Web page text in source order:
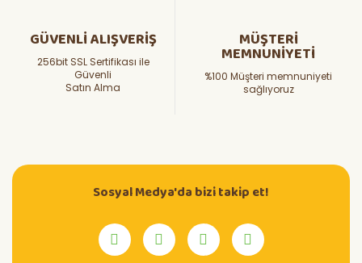
GÜVENLİ ALIŞVERİŞ
256bit SSL Sertifikası ile
Güvenli
Satın Alma
MÜŞTERİ
MEMNUNİYETİ
%100 Müşteri memnuniyeti
sağlıyoruz
Sosyal Medya'da bizi takip et!